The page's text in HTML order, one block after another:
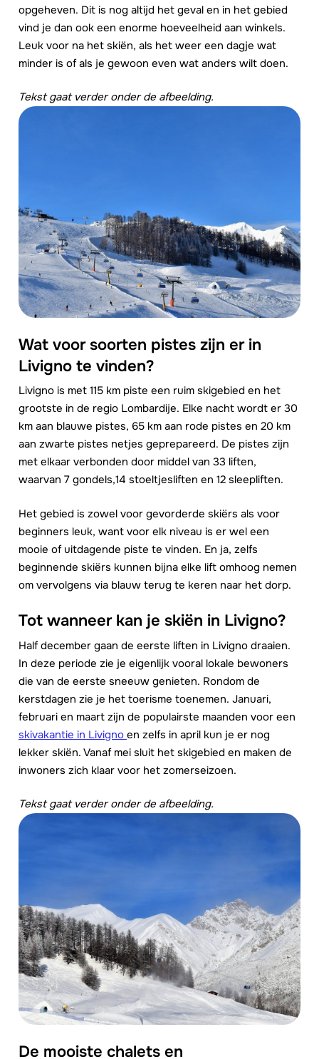
opgeheven. Dit is nog altijd het geval en in het gebied
vind je dan ook een enorme hoeveelheid aan winkels.
Leuk voor na het skiën, als het weer een dagje wat
minder is of als je gewoon even wat anders wilt doen.
Tekst gaat verder onder de afbeelding.
Wat voor soorten pistes zijn er in
Livigno te vinden?
Livigno is met 115 km piste een ruim skigebied en het
grootste in de regio Lombardije. Elke nacht wordt er 30
km aan blauwe pistes, 65 km aan rode pistes en 20 km
aan zwarte pistes netjes geprepareerd. De pistes zijn
met elkaar verbonden door middel van 33 liften,
waarvan 7 gondels,14 stoeltjesliften en 12 sleepliften.
Het gebied is zowel voor gevorderde skiërs als voor
beginners leuk, want voor elk niveau is er wel een
mooie of uitdagende piste te vinden. En ja, zelfs
beginnende skiërs kunnen bijna elke lift omhoog nemen
om vervolgens via blauw terug te keren naar het dorp.
Tot wanneer kan je skiën in Livigno?
Half december gaan de eerste liften in Livigno draaien.
In deze periode zie je eigenlijk vooral lokale bewoners
die van de eerste sneeuw genieten. Rondom de
kerstdagen zie je het toerisme toenemen. Januari,
februari en maart zijn de populairste maanden voor een
skivakantie in Livigno en zelfs in april kun je er nog
lekker skiën. Vanaf mei sluit het skigebied en maken de
inwoners zich klaar voor het zomerseizoen.
Tekst gaat verder onder de afbeelding.
De mooiste chalets en